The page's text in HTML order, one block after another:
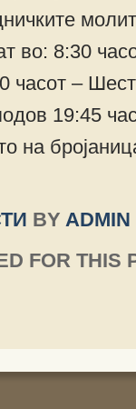
во: 8:30
часот –
19:45
на
BY ADMIN
FOR THIS